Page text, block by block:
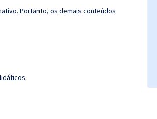
Portanto, os demais conteúdos